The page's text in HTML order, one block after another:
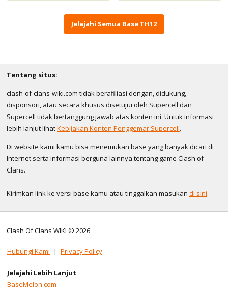
Jelajahi Semua Base TH12
Tentang situs:
clash-of-clans-wiki.com tidak berafiliasi dengan, didukung,
disponsori, atau secara khusus disetujui oleh Supercell dan
Supercell tidak bertanggung jawab atas konten ini. Untuk informasi
lebih lanjut lihatKebijakan Konten Penggemar Supercell.
Di website kami kamu bisa menemukan base yang banyak dicari di
Internet serta informasi berguna lainnya tentang game Clash of
Clans.
Kirimkan link ke versi base kamu atau tinggalkan masukan di sini.
Clash Of Clans WIKI © 2026
Hubungi Kami | Privacy Policy
Jelajahi Lebih Lanjut
BaseMelon.com